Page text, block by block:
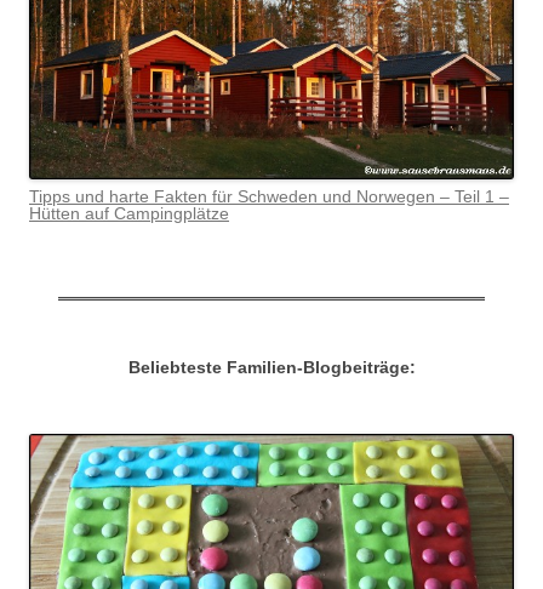
Tipps und harte Fakten für Schweden und Norwegen – Teil 1 –
Hütten auf Campingplätze
Beliebteste Familien-Blogbeiträge: